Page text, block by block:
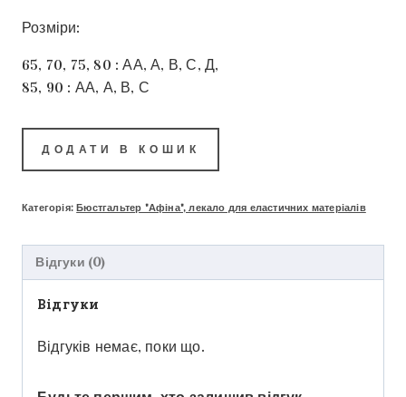
Розміри:
65, 70, 75, 80 : АА, А, В, С, Д,
85, 90 : АА, А, В, С
ДОДАТИ В КОШИК
Категорія:Бюстгальтер "Афіна", лекало для еластичних матеріалів
Відгуки (0)
Відгуки
Відгуків немає, поки що.